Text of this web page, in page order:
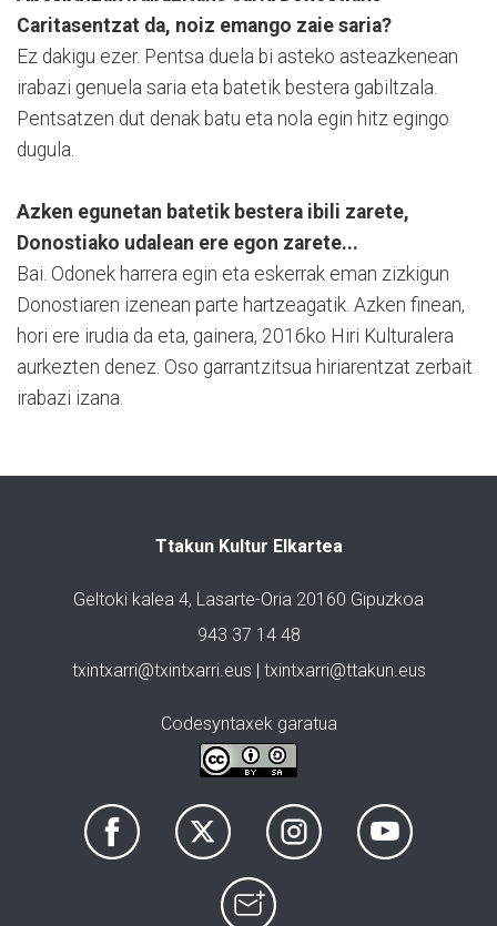
Caritasentzat da, noiz emango zaie saria?
Ez dakigu ezer. Pentsa duela bi asteko asteazkenean
irabazi genuela saria eta batetik bestera gabiltzala.
Pentsatzen dut denak batu eta nola egin hitz egingo
dugula.
Azken egunetan batetik bestera ibili zarete,
Donostiako udalean ere egon zarete...
Bai. Odonek harrera egin eta eskerrak eman zizkigun
Donostiaren izenean parte hartzeagatik. Azken finean,
hori ere irudia da eta, gainera, 2016ko Hiri Kulturalera
aurkezten denez. Oso garrantzitsua hiriarentzat zerbait
irabazi izana.
Ttakun Kultur Elkartea
Geltoki kalea 4, Lasarte-Oria 20160 Gipuzkoa
943 37 14 48
txintxarri@txintxarri.eus | txintxarri@ttakun.eus
Codesyntaxek garatua